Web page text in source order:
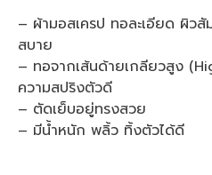
– ผ้ามอสเครป ทอละเอียด ผิว
สบาย
– ทอจากเส้นด้ายเกลียวสูง
ความสปริงตัวดี
– ตัดเย็บอยู่ทรงสวย
– มีน้ำหนัก พลิ้ว ทิ้งตัวได้ดี